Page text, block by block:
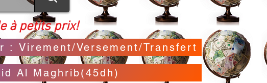
à petits prix!
Virement/Versement/Transfert
Al Maghrib(45dh)